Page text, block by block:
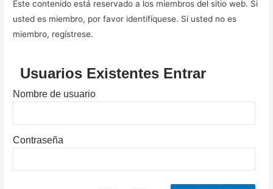
Este contenido está reservado a los miembros del sitio web. Si
usted es miembro, por favor identifíquese. Si usted no es
miembro, regístrese.
Usuarios Existentes Entrar
Nombre de usuario
Contraseña